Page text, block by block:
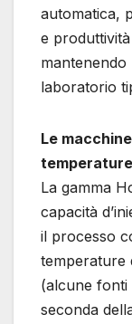
automatica,
e
mantenendo
laboratorio
Le
La gamma
capacità
il processo
temperature
(alcune fonti
seconda